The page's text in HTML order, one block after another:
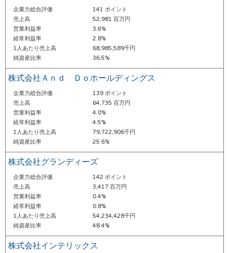
企業力総合評価
141 ポイント
売上高
52,981 百万円
営業利益率
3.6%
経常利益率
2.8%
1人あたり売上高
68,985,589千円
純資産比率
36.5%
株式会社Ａｎｄ Ｄｏホールディングス
企業力総合評価
139 ポイント
売上高
64,735 百万円
営業利益率
4.0%
経常利益率
4.5%
1人あたり売上高
79,722,906千円
純資産比率
25.6%
株式会社グランディーズ
企業力総合評価
142 ポイント
売上高
3,417 百万円
営業利益率
0.4%
経常利益率
0.8%
1人あたり売上高
54,234,428千円
純資産比率
48.4%
株式会社インテリックス